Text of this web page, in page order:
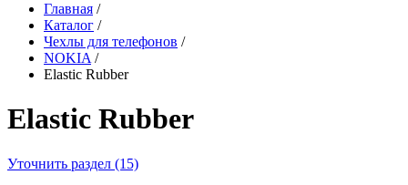
Главная /
Каталог /
Чехлы для телефонов /
NOKIA /
Elastic Rubber
Elastic Rubber
Уточнить раздел (15)